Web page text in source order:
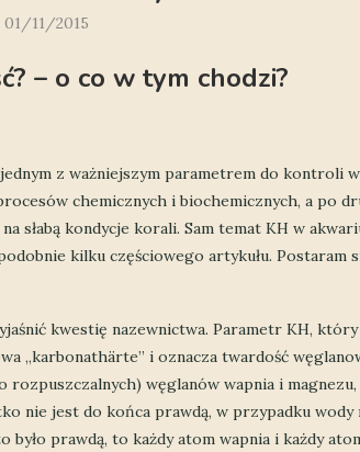
01/11/2015
– o co w tym chodzi?
z ważniejszym parametrem do kontroli
chemicznych i biochemicznych, a po
słabą kondycje korali. Sam temat KH w
kilku częściowego artykułu.
kwestię nazewnictwa. Parametr KH,
„karbonathärte” i oznacza twardość
węglanów wapnia i
nie jest do końca prawdą, w przypadku
było prawdą, to każdy atom wapnia i każdy